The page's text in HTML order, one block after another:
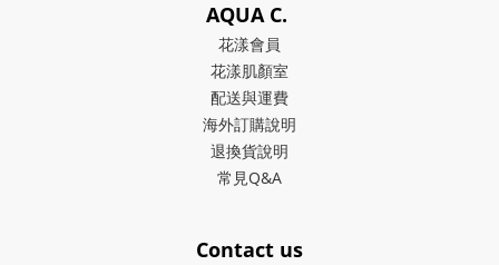
AQUA C.
花漾會員
花漾肌顏室
配送與運費
海外訂購說明
退換貨說明
常見Q&A
Contact us